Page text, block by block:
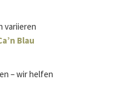
variieren
Blau
– wir helfen